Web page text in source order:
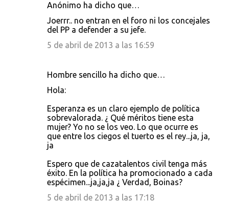
Anónimo ha dicho que…
Joerrr.. no entran en el foro ni los concejales
del PP a defender a su jefe.
5 de abril de 2013 a las 16:59
Hombre sencillo ha dicho que…
Hola:
Esperanza es un claro ejemplo de política
sobrevalorada. ¿ Qué méritos tiene esta
mujer? Yo no se los veo. Lo que ocurre es
que entre los ciegos el tuerto es el rey...ja, ja,
ja
Espero que de cazatalentos civil tenga más
éxito. En la política ha promocionado a cada
espécimen...ja,ja,ja ¿ Verdad, Boinas?
5 de abril de 2013 a las 17:18